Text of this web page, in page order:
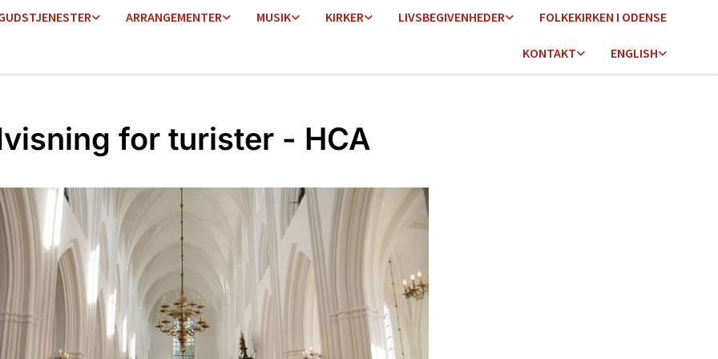
ARRANGEMENTER MUSIK KIRKER LIVSBEGIVENHEDER FOLKEKIRKEN I ODENSE
KONTAKT ENGLISH
for turister - HCA